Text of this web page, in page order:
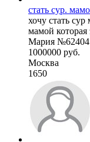
стать сур.
хочу стать
мамой которая
Мария №62404
1000000 руб.
Москва
1650